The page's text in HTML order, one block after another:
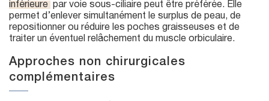
inférieure par voie sous-ciliaire peut être préférée. Elle
permet d’enlever simultanément le surplus de peau, de
repositionner ou réduire les poches graisseuses et de
traiter un éventuel relâchement du muscle orbiculaire.
Approches non chirurgicales
complémentaires